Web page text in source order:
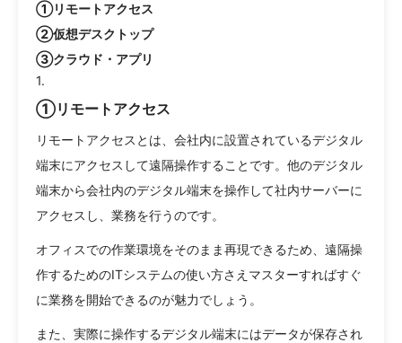
①リモートアクセス
②仮想デスクトップ
③クラウド・アプリ
①リモートアクセス
リモートアクセスとは、会社内に設置されているデジタル
端末にアクセスして遠隔操作することです。他のデジタル
端末から会社内のデジタル端末を操作して社内サーバーに
アクセスし、業務を行うのです。
オフィスでの作業環境をそのまま再現できるため、遠隔操
作するためのITシステムの使い方さえマスターすればすぐ
に業務を開始できるのが魅力でしょう。
また、実際に操作するデジタル端末にはデータが保存され